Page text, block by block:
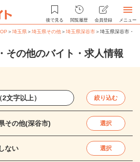
後で見る 閲覧履歴 会員登録 メニュー
＞埼玉県＞埼玉県その他＞埼玉県深谷市＞埼玉県深谷市・
その他のバイト・求人情報
絞り込む
その他(深谷市) 選択
ない 選択